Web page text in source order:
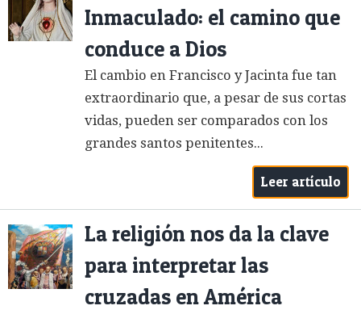
Inmaculado: el camino que
conduce a Dios
El cambio en Francisco y Jacinta fue tan
extraordinario que, a pesar de sus cortas
vidas, pueden ser comparados con los
grandes santos penitentes...
Leer artículo
La religión nos da la clave
para interpretar las
cruzadas en América